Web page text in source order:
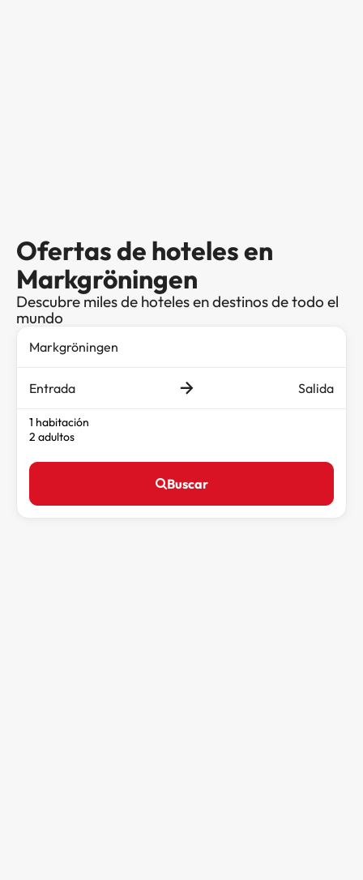
Ofertas de hoteles en
Markgröningen
Descubre miles de hoteles en destinos de todo el
mundo
Entrada Salida
1 habitación
2 adultos
Buscar